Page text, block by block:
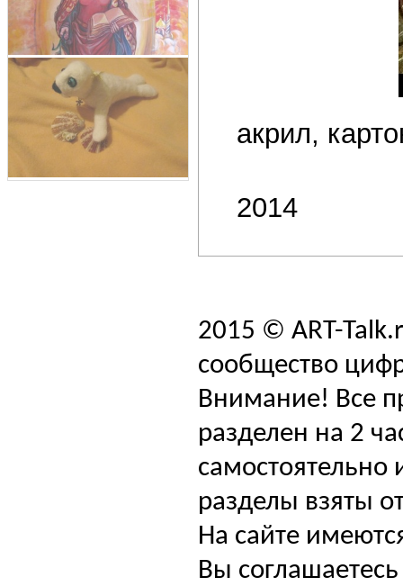
акрил,
2014
2015 © ART-
сообщество
Внимание! Все
разделен на 2
самостоятельно
разделы взяты
На сайте
Вы